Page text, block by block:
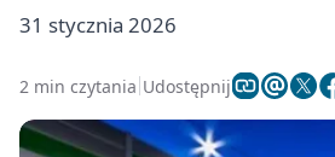
31 stycznia 2026
2 min czytania Udostępnij